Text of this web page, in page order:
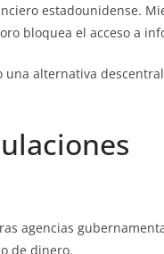
estadounidense.
bloquea el acceso a
alternativa
agencias
de dinero.